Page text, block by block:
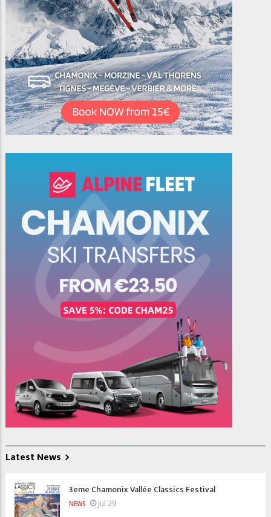
Latest News
3eme Chamonix Vallée Classics Festival
NEWS Jul 29